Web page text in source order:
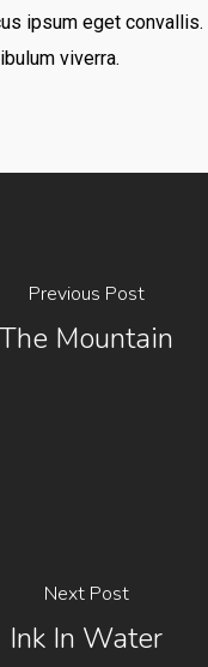
ipsum eget convallis.
viverra.
Previous Post
The Mountain
Next Post
Ink In Water